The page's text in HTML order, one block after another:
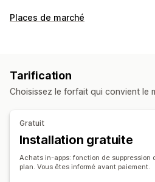
Type de synchronisation
Notifications et rapports
Alertes e-mail
Importation et exportation de
Places de marché
Synchronisation des produits
Synchronisation des offres
Listes personnalisées
Gestion des commandes
Commandes en gros
Approbation
Tarification
Choisissez le forfait qui convient le
Gratuit
Installation gratuite
Achats in-apps: fonction de suppression
plan. Vous êtes informé avant paiement.